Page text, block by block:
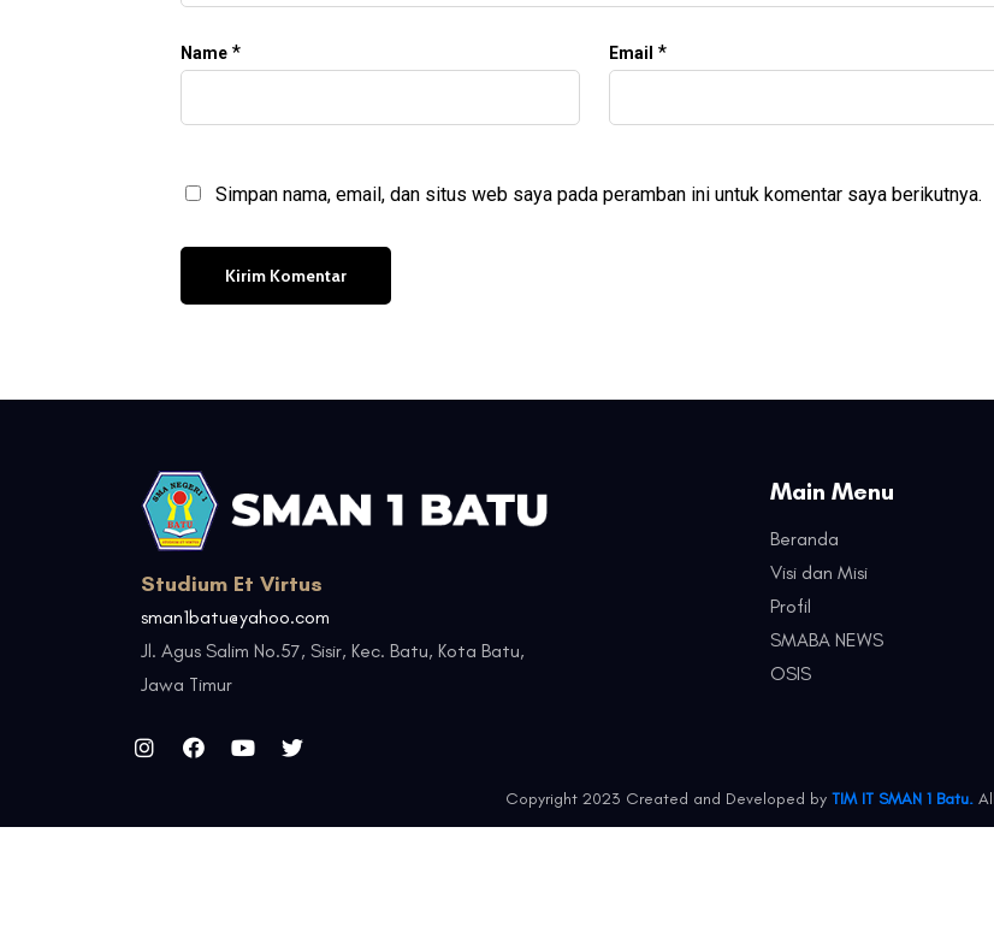
Name * Email *
Simpan nama, email, dan situs web saya pada peramban ini untuk komentar saya berikutnya.
Studium Et Virtus
sman1batu@yahoo.com
Jl. Agus Salim No.57, Sisir, Kec. Batu, Kota Batu,
Jawa Timur
Main Menu
Beranda
Visi dan Misi
Profil
SMABA NEWS
OSIS
Copyright 2023 Created and Developed by TIM IT SMAN 1 Batu.